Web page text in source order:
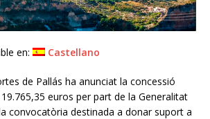
en: Castellano
de Pallás ha anunciat la concessió
19.765,35 euros per part de la Generalitat
convocatòria destinada a donar suport a